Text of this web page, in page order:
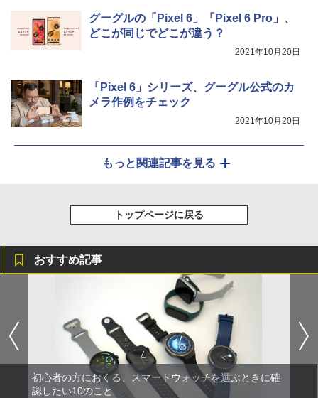
グーグルの「Pixel 6」「Pixel 6 Pro」、
どこが同じでどこが違う？
2021年10月20日
「Pixel 6」シリーズ、グーグル公式のカ
メラ作例をチェック
2021年10月20日
もっと関連記事を見る
トップページに戻る
おすすめ記事
初心者の方におくる、スマートウォッチを選ぶときに確
認したい10のこと